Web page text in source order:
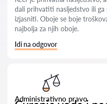
dali prihvatiti nasljedstvo ili ga
izjasniti. Oboje se boje
najbolja za njih oboje.
Idi na odgovor
Administrativno pravo